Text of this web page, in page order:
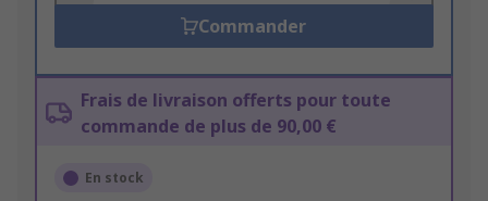
Commander
Frais de livraison offerts pour toute
commande de plus de 90,00 €
En stock